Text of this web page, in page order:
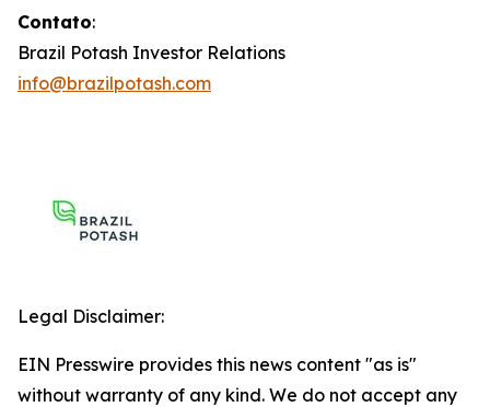
Contato:
Brazil Potash Investor Relations
info@brazilpotash.com
Legal Disclaimer:
EIN Presswire provides this news content "as is"
without warranty of any kind. We do not accept any